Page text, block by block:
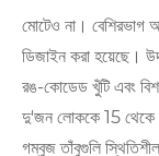
মোটেও না। বেশিরভাগ
ডিজাইন করা হয়েছে।
রঙ-কোডেড খুঁটি এবং
দু'জন লোককে 15 থেকে
গম্বুজ তাঁবুগুলি